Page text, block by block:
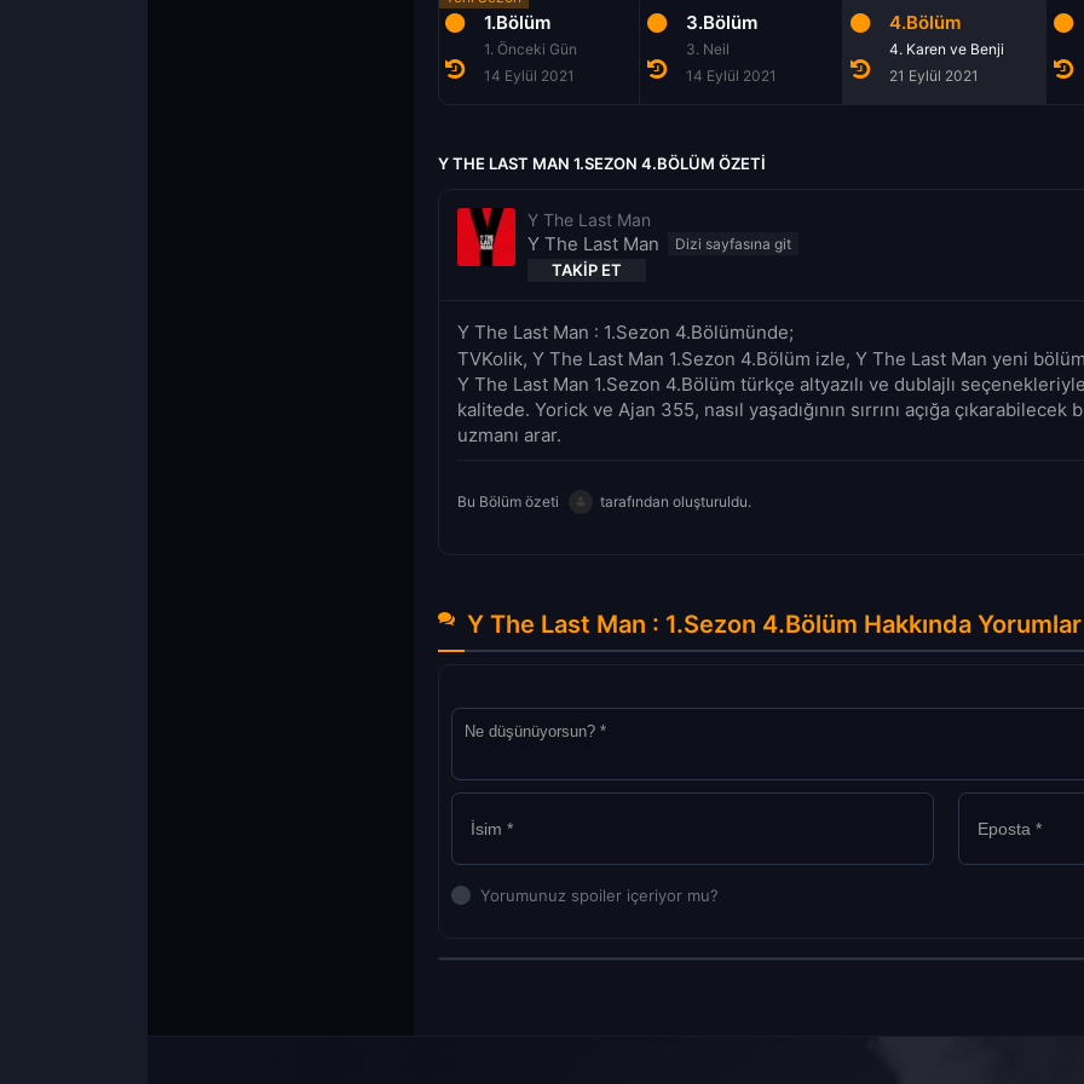
1.Bölüm
1. Önceki Gün
14 Eylül 2021
3.Bölüm
3. Neil
14 Eylül 2021
4.Bölüm
4. Karen ve Benji
21 Eylül 2021
Y THE LAST MAN 1.SEZON 4.BÖLÜM ÖZETI
Y The Last Man
Y The Last Man
TAKIP ET
Y The Last Man : 1.Sezon 4.Bölümünde;
TVKolik, Y The Last Man 1.Sezon 4.Bölüm izle, Y The Last Man yeni
Y The Last Man 1.Sezon 4.Bölüm türkçe altyazılı ve dublajlı
kalitede. Yorick ve Ajan 355, nasıl yaşadığının sırrını açığa çıkarabilecek
uzmanı arar.
Bu Bölüm özeti tarafından oluşturuldu.
Y The Last Man : 1.Sezon 4.Bölüm Hakkında Yorumlar
Yorumunuz spoiler içeriyor mu?